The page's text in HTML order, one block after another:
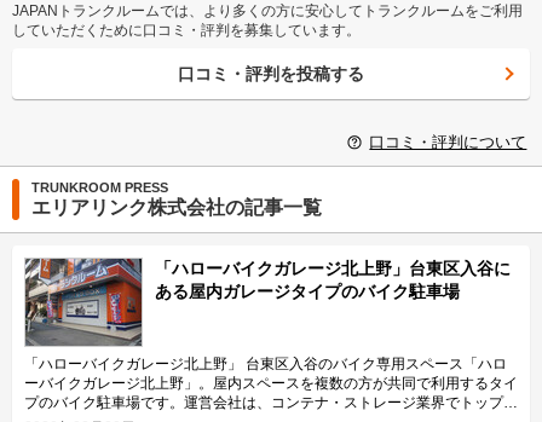
JAPANトランクルームでは、より多くの方に安心してトランクルームをご利用
していただくために口コミ・評判を募集しています。
口コミ・評判を投稿する
口コミ・評判について
TRUNKROOM PRESS
エリアリンク株式会社の記事一覧
「ハローバイクガレージ北上野」台東区入谷に
ある屋内ガレージタイプのバイク駐車場
「ハローバイクガレージ北上野」 台東区入谷のバイク専用スペース「ハロ
ーバイクガレージ北上野」。屋内スペースを複数の方が共同で利用するタイ
プのバイク駐車場です。運営会社は、コンテナ・ストレージ業界でトップレ